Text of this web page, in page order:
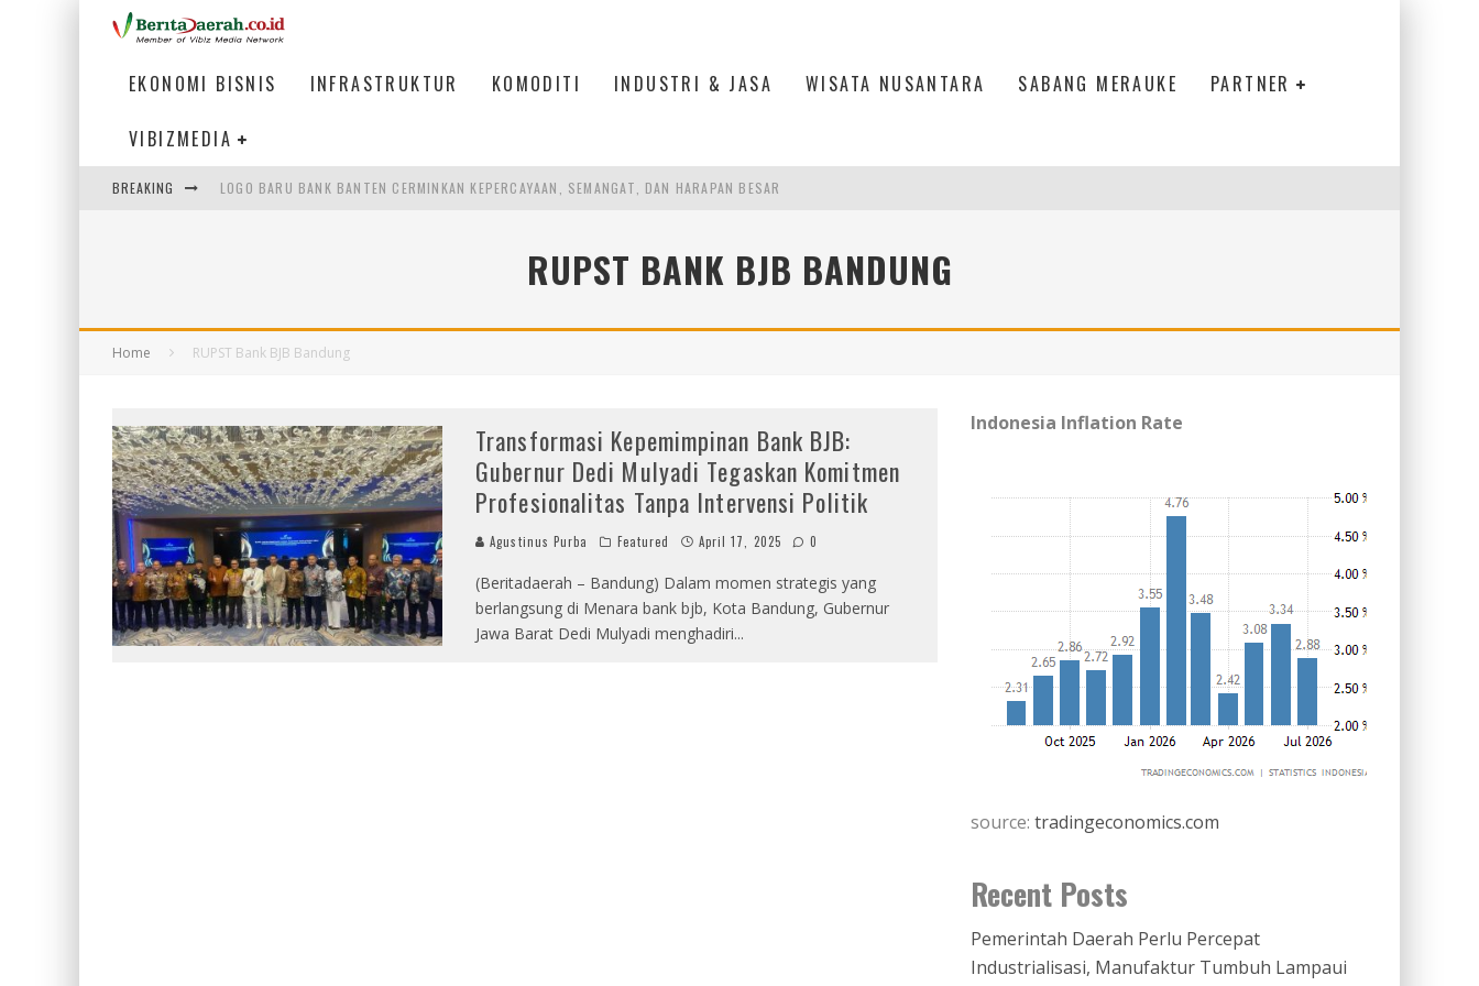
EKONOMI BISNIS INFRASTRUKTUR KOMODITI INDUSTRI & JASA WISATA NUSANTARA SABANG MERAUKE PARTNER
VIBIZMEDIA
BREAKING
COUNTER TRANSIT PESAWAT DI TERMINAL 1C, BANDARA SOEKARNO HATTA, TANGERANG
PEMERINTAH DAERAH PERLU PERCEPAT INDUSTRIALISASI, MANUFAKTUR TUMBUH LAMPAUI EKONOMI NASIONAL
RUPST BANK BJB BANDUNG
Home RUPST Bank BJB Bandung
Transformasi Kepemimpinan Bank BJB:
Gubernur Dedi Mulyadi Tegaskan Komitmen
Profesionalitas Tanpa Intervensi Politik
Agustinus Purba Featured April 17, 2025 0
(Beritadaerah – Bandung) Dalam momen strategis yang
berlangsung di Menara bank bjb, Kota Bandung, Gubernur
Jawa Barat Dedi Mulyadi menghadiri...
Indonesia Inflation Rate
source: tradingeconomics.com
Recent Posts
Pemerintah Daerah Perlu Percepat
Industrialisasi, Manufaktur Tumbuh Lampaui